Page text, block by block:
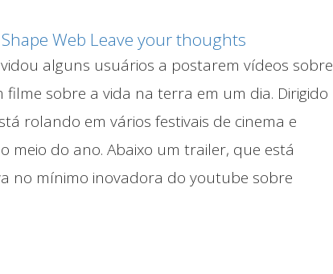
Web Leave your thoughts
alguns usuários a postarem vídeos sobre
sobre a vida na terra em um dia. Dirigido
rolando em vários festivais de cinema e
do ano. Abaixo um trailer, que está
no mínimo inovadora do youtube sobre